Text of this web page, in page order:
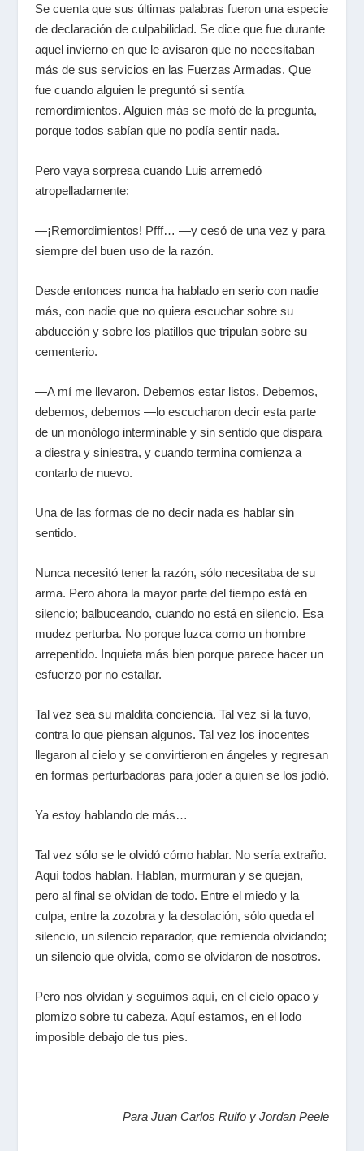
Se cuenta que sus últimas palabras fueron una especie
de declaración de culpabilidad. Se dice que fue durante
aquel invierno en que le avisaron que no necesitaban
más de sus servicios en las Fuerzas Armadas. Que
fue cuando alguien le preguntó si sentía
remordimientos. Alguien más se mofó de la pregunta,
porque todos sabían que no podía sentir nada.
Pero vaya sorpresa cuando Luis arremedó
atropelladamente:
—¡Remordimientos! Pfff… —y cesó de una vez y para
siempre del buen uso de la razón.
Desde entonces nunca ha hablado en serio con nadie
más, con nadie que no quiera escuchar sobre su
abducción y sobre los platillos que tripulan sobre su
cementerio.
—A mí me llevaron. Debemos estar listos. Debemos,
debemos, debemos —lo escucharon decir esta parte
de un monólogo interminable y sin sentido que dispara
a diestra y siniestra, y cuando termina comienza a
contarlo de nuevo.
Una de las formas de no decir nada es hablar sin
sentido.
Nunca necesitó tener la razón, sólo necesitaba de su
arma. Pero ahora la mayor parte del tiempo está en
silencio; balbuceando, cuando no está en silencio. Esa
mudez perturba. No porque luzca como un hombre
arrepentido. Inquieta más bien porque parece hacer un
esfuerzo por no estallar.
Tal vez sea su maldita conciencia. Tal vez sí la tuvo,
contra lo que piensan algunos. Tal vez los inocentes
llegaron al cielo y se convirtieron en ángeles y regresan
en formas perturbadoras para joder a quien se los jodió.
Ya estoy hablando de más…
Tal vez sólo se le olvidó cómo hablar. No sería extraño.
Aquí todos hablan. Hablan, murmuran y se quejan,
pero al final se olvidan de todo. Entre el miedo y la
culpa, entre la zozobra y la desolación, sólo queda el
silencio, un silencio reparador, que remienda olvidando;
un silencio que olvida, como se olvidaron de nosotros.
Pero nos olvidan y seguimos aquí, en el cielo opaco y
plomizo sobre tu cabeza. Aquí estamos, en el lodo
imposible debajo de tus pies.
Para Juan Carlos Rulfo y Jordan Peele